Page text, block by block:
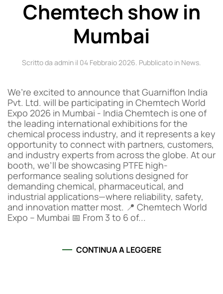
Chemtech show in
Mumbai
Scritto da admin il 04 Febbraio 2026. Pubblicato in News.
We’re excited to announce that Guarniflon India
Pvt. Ltd. will be participating in Chemtech World
Expo 2026 in Mumbai - India Chemtech is one of
the leading international exhibitions for the
chemical process industry, and it represents a key
opportunity to connect with partners, customers,
and industry experts from across the globe. At our
booth, we’ll be showcasing PTFE high-
performance sealing solutions designed for
demanding chemical, pharmaceutical, and
industrial applications—where reliability, safety,
and innovation matter most. 📍 Chemtech World
Expo – Mumbai 📅 From 3 to 6 of...
CONTINUA A LEGGERE